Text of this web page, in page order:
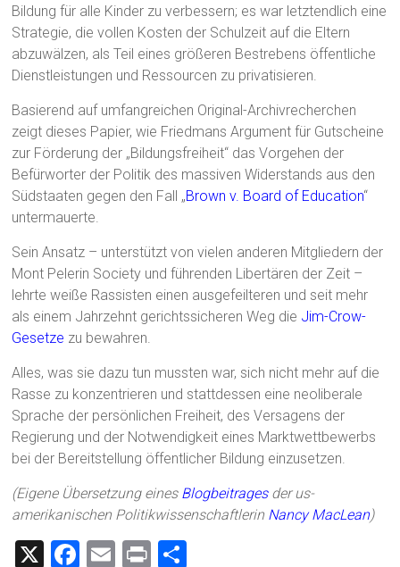
Bildung für alle Kinder zu verbessern; es war letztendlich eine
Strategie, die vollen Kosten der Schulzeit auf die Eltern
abzuwälzen, als Teil eines größeren Bestrebens öffentliche
Dienstleistungen und Ressourcen zu privatisieren.
Basierend auf umfangreichen Original-Archivrecherchen
zeigt dieses Papier, wie Friedmans Argument für Gutscheine
zur Förderung der „Bildungsfreiheit“ das Vorgehen der
Befürworter der Politik des massiven Widerstands aus den
Südstaaten gegen den Fall „Brown v. Board of Education“
untermauerte.
Sein Ansatz – unterstützt von vielen anderen Mitgliedern der
Mont Pelerin Society und führenden Libertären der Zeit –
lehrte weiße Rassisten einen ausgefeilteren und seit mehr
als einem Jahrzehnt gerichtssicheren Weg die Jim-Crow-
Gesetze zu bewahren.
Alles, was sie dazu tun mussten war, sich nicht mehr auf die
Rasse zu konzentrieren und stattdessen eine neoliberale
Sprache der persönlichen Freiheit, des Versagens der
Regierung und der Notwendigkeit eines Marktwettbewerbs
bei der Bereitstellung öffentlicher Bildung einzusetzen.
(Eigene Übersetzung eines Blogbeitragesder us-
amerikanischen Politikwissenschaftlerin Nancy MacLean)
X
F
E
Pr